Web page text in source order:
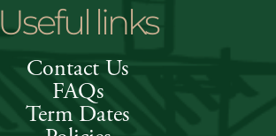
Useful links
Contact Us
FAQs
Term Dates